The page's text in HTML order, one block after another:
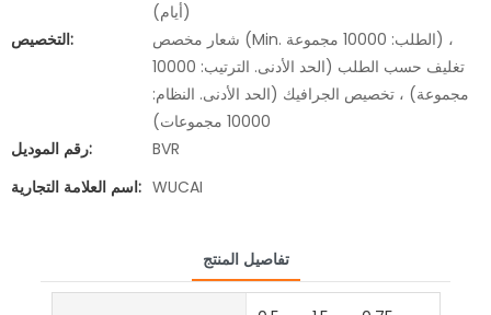
(أيام)
التخصيص:
شعار مخصص (Min. الطلب: 10000 مجموعة) ،
تغليف حسب الطلب (الحد الأدنى. الترتيب: 10000
مجموعة) ، تخصيص الجرافيك (الحد الأدنى. النظام:
10000 مجموعات)
رقم الموديل:
BVR
اسم العلامة التجارية: WUCAI
تفاصيل المنتج